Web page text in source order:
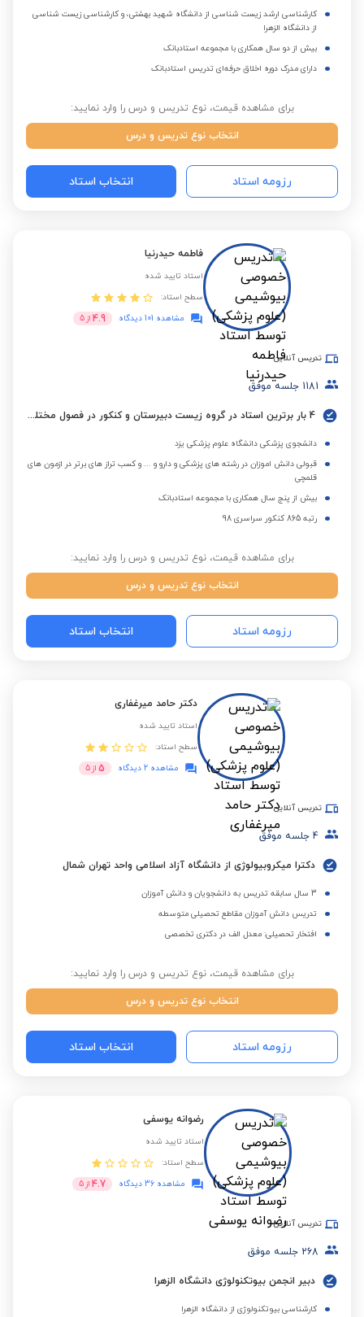
کارشناسی ارشد زیست شناسی از دانشگاه شهید بهشتی، و کارشناسی زیست شناسی
از دانشگاه الزهرا
بیش از دو سال همکاری با مجموعه استادبانک
دارای مدرک دوره اخلاق حرفه‌ای تدریس استادبانک
برای مشاهده قیمت، نوع تدریس و درس را وارد نمایید:
انتخاب نوع تدریس و درس
رزومه استاد انتخاب استاد
فاطمه حیدرنیا
استاد تایید شده
سطح استاد:
مشاهده 101 دیدگاه
4.9 از 5
تدریس آنلاین
1181 جلسه موفق
4 بار برترین استاد در گروه زیست دبیرستان و کنکور در فصول مختلف
دانشجوی پزشکی دانشگاه علوم پزشکی یزد
قبولی دانش اموزان در رشته های پزشکی و دارو و ... و کسب تراز های برتر در ازمون های
قلمچی
بیش از پنج سال همکاری با مجموعه استادبانک
رتبه 865 کنکور سراسری 98
برای مشاهده قیمت، نوع تدریس و درس را وارد نمایید:
انتخاب نوع تدریس و درس
رزومه استاد انتخاب استاد
دکتر حامد میرغفاری
استاد تایید شده
سطح استاد:
مشاهده 2 دیدگاه
5 از 5
تدریس آنلاین
4 جلسه موفق
دکترا میکروبیولوژی از دانشگاه آزاد اسلامی واحد تهران شمال
3 سال سابقه تدریس به دانشجویان و دانش آموزان
تدریس دانش آموزان مقاطع تحصیلی متوسطه
افتخار تحصیلی: معدل الف در دکتری تخصصی
برای مشاهده قیمت، نوع تدریس و درس را وارد نمایید:
انتخاب نوع تدریس و درس
رزومه استاد انتخاب استاد
رضوانه یوسفی
استاد تایید شده
سطح استاد:
مشاهده 36 دیدگاه
4.7 از 5
تدریس آنلاین
268 جلسه موفق
دبیر انجمن بیوتکنولوژی دانشگاه الزهرا
کارشناسی بیوتکنولوژی از دانشگاه الزهرا